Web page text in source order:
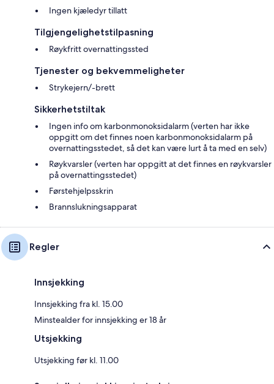
Ingen kjæledyr tillatt
Tilgjengelighetstilpasning
Røykfritt overnattingssted
Tjenester og bekvemmeligheter
Strykejern/-brett
Sikkerhetstiltak
Ingen info om karbonmonoksidalarm (verten har ikke
oppgitt om det finnes noen karbonmonoksidalarm på
overnattingsstedet, så det kan være lurt å ta med en selv)
Røykvarsler (verten har oppgitt at det finnes en røykvarsler
på overnattingsstedet)
Førstehjelpsskrin
Brannslukningsapparat
Regler
Innsjekking
Innsjekking fra kl. 15.00
Minstealder for innsjekking er 18 år
Utsjekking
Utsjekking før kl. 11.00